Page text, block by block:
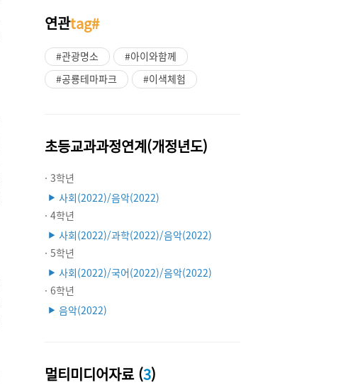
연관tag#
#관광명소
#아이와함께
#공룡테마파크
#이색체험
초등교과과정연계(개정년도)
· 3학년
▶ 사회(2022)/음악(2022)
· 4학년
▶ 사회(2022)/과학(2022)/음악(2022)
· 5학년
▶ 사회(2022)/국어(2022)/음악(2022)
· 6학년
▶ 음악(2022)
멀티미디어자료 (3)